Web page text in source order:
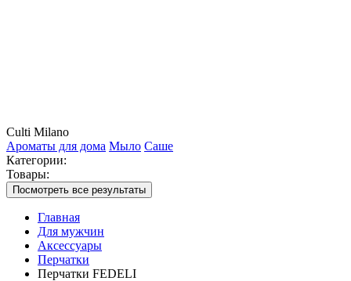
Culti Milano
Ароматы для дома Мыло Саше
Категории:
Товары:
Посмотреть все результаты
Главная
Для мужчин
Аксессуары
Перчатки
Перчатки FEDELI